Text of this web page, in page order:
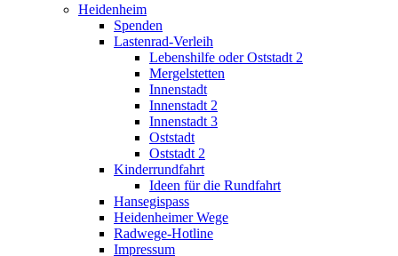
Heidenheim
Spenden
Lastenrad-Verleih
Lebenshilfe oder Oststadt 2
Mergelstetten
Innenstadt
Innenstadt 2
Innenstadt 3
Oststadt
Oststadt 2
Kinderrundfahrt
Ideen für die Rundfahrt
Hansegispass
Heidenheimer Wege
Radwege-Hotline
Impressum